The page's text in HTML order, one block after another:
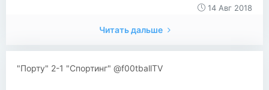
14 Авг 2018
Читать дальше
"Порту" 2-1 "Спортинг" @f00tballTV